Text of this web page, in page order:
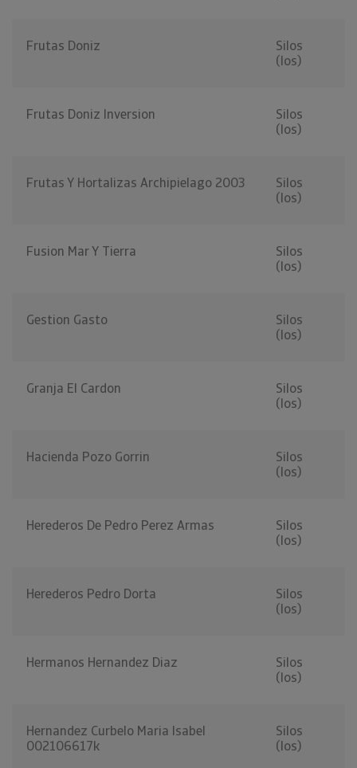
Frutas Doniz
Silos
(los)
Frutas Doniz Inversion
Silos
(los)
Frutas Y Hortalizas Archipielago 2003
Silos
(los)
Fusion Mar Y Tierra
Silos
(los)
Gestion Gasto
Silos
(los)
Granja El Cardon
Silos
(los)
Hacienda Pozo Gorrin
Silos
(los)
Herederos De Pedro Perez Armas
Silos
(los)
Herederos Pedro Dorta
Silos
(los)
Hermanos Hernandez Diaz
Silos
(los)
Hernandez Curbelo Maria Isabel
002106617k
Silos
(los)